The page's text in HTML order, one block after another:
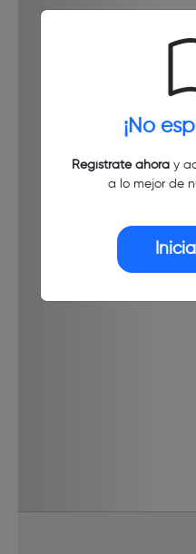
¡No
Regístrate ahoray
a lo mejor de